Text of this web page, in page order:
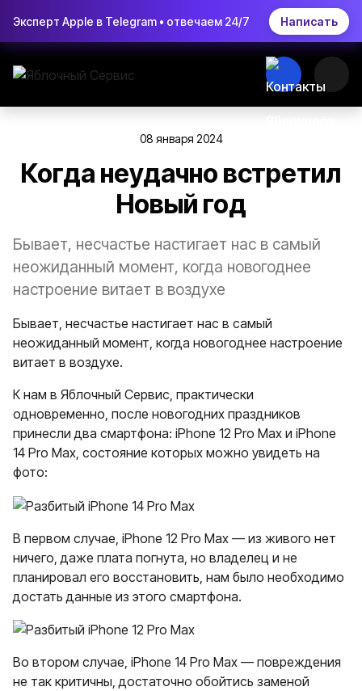
Эксперт Apple в Telegram • отвечаем 24/7 Написать
08 января 2024
Когда неудачно встретил
Новый год
Бывает, несчастье настигает нас в самый
неожиданный момент, когда новогоднее
настроение витает в воздухе
Бывает, несчастье настигает нас в самый
неожиданный момент, когда новогоднее настроение
витает в воздухе.
К нам в Яблочный Сервис, практически
одновременно, после новогодних праздников
принесли два смартфона: iPhone 12 Pro Max и iPhone
14 Pro Max, состояние которых можно увидеть на
фото:
В первом случае, iPhone 12 Pro Max — из живого нет
ничего, даже плата погнута, но владелец и не
планировал его восстановить, нам было необходимо
достать данные из этого смартфона.
Во втором случае, iPhone 14 Pro Max — повреждения
не так критичны, достаточно обойтись заменой